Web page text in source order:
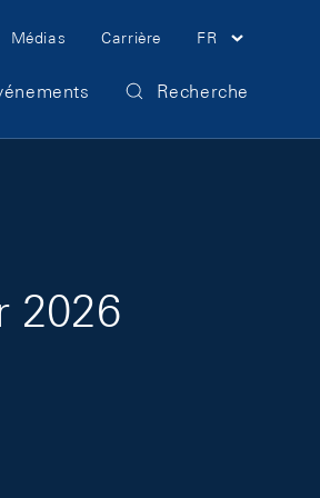
Médias Carrière FR
Recherche
2026